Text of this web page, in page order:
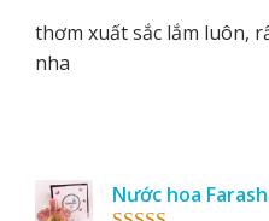
thơm xuất sắc lắm luôn,
nha
Nước hoa